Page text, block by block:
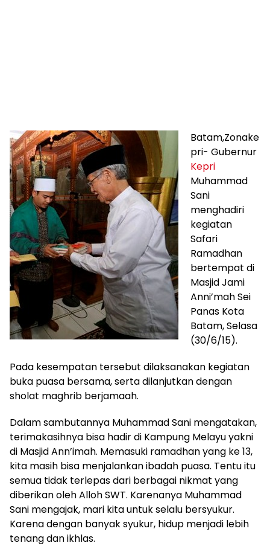
Batam,Zonake
pri- Gubernur
Kepri
Muhammad
Sani
menghadiri
kegiatan
Safari
Ramadhan
bertempat di
Masjid Jami
Anni’mah Sei
Panas Kota
Batam, Selasa
(30/6/15).
Pada kesempatan tersebut dilaksanakan kegiatan
buka puasa bersama, serta dilanjutkan dengan
sholat maghrib berjamaah.
Dalam sambutannya Muhammad Sani mengatakan,
terimakasihnya bisa hadir di Kampung Melayu yakni
di Masjid Ann’imah. Memasuki ramadhan yang ke 13,
kita masih bisa menjalankan ibadah puasa. Tentu itu
semua tidak terlepas dari berbagai nikmat yang
diberikan oleh Alloh SWT. Karenanya Muhammad
Sani mengajak, mari kita untuk selalu bersyukur.
Karena dengan banyak syukur, hidup menjadi lebih
tenang dan ikhlas.